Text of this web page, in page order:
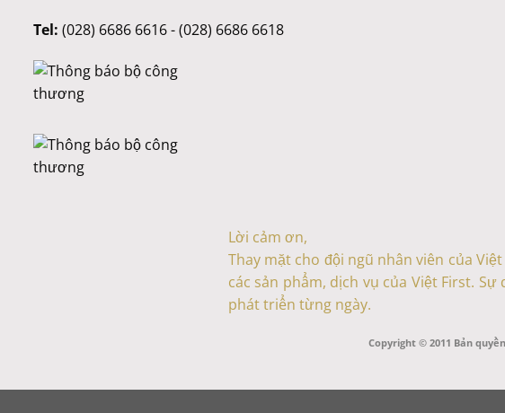
Tel: (028) 6686 6616 - (028) 6686 6618
Lời cảm ơn,
Thay mặt cho đội ngũ nhân viên của
các sản phẩm, dịch vụ của Việt First.
phát triển từng ngày.
Copyright © 2011 Bản